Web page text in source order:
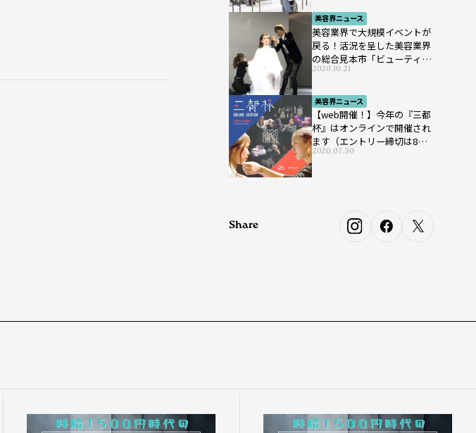
美容界ニュース
美容業界で大規模イベントが
戻る！活況を呈した美容業界
の総合見本市「ビューティー
ワールド ジャパン ウエス
ト」が開催
2020.10.21
美容界ニュース
【web開催！】今年の『三都
杯』はオンラインで開催され
ます（エントリー締切は8月7
日まで）
2020.07.30
Share